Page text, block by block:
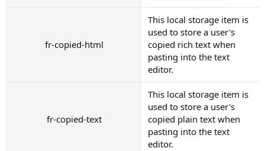
fr-copied-html
This local storage item is
used to store a user's
copied rich text when
pasting into the text
editor.
fr-copied-text
This local storage item is
used to store a user's
copied plain text when
pasting into the text
editor.